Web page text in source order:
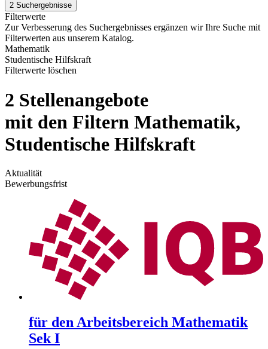
2 Suchergebnisse
Filterwerte
Zur Verbesserung des Suchergebnisses ergänzen wir Ihre Suche mit
Filterwerten aus unserem Katalog.
Mathematik
Studentische Hilfskraft
Filterwerte löschen
2 Stellenangebote
mit den Filtern Mathematik,
Studentische Hilfskraft
Aktualität
Bewerbungsfrist
für den Arbeitsbereich Mathematik
Sek I